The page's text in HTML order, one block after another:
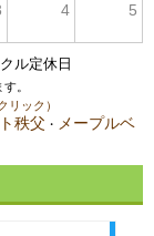
4 5
ル定休日
。
リック）
秩父 ・ メープルベ